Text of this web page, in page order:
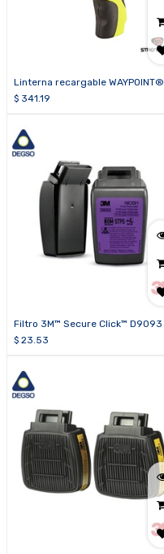
Linterna recargable WAYPOINT®
400
$ 341.19
Filtro 3M™ Secure Click™ D9093
$ 23.53